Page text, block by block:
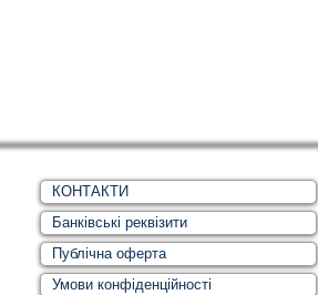
КОНТАКТИ
Банківські реквізити
Публічна оферта
Умови конфіденційності